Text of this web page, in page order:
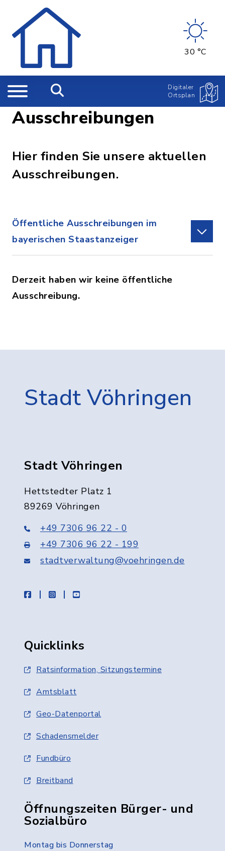
30 °C
Digitaler
Ortsplan
Ausschreibungen
Hier finden Sie unsere aktuellen
Ausschreibungen.
Öffentliche Ausschreibungen im
bayerischen Staastanzeiger
Derzeit haben wir keine öffentliche
Ausschreibung.
Stadt Vöhringen
Stadt Vöhringen
Hettstedter Platz 1
89269 Vöhringen
+49 7306 96 22 - 0
+49 7306 96 22 - 199
stadtverwaltung@voehringen.de
facebookinstagramyoutube
Quicklinks
Ratsinformation, Sitzungstermine
Amtsblatt
Geo-Datenportal
Schadensmelder
Fundbüro
Breitband
Öffnungszeiten Bürger- und
Sozialbüro
Montag bis Donnerstag